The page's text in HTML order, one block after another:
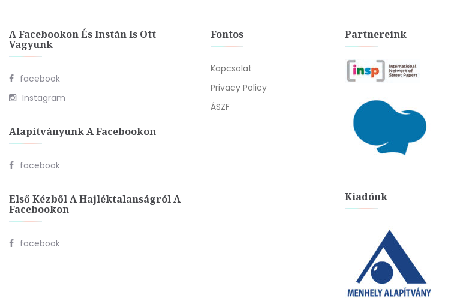
A Facebookon És Instán Is Ott
Vagyunk
facebook
Instagram
Alapítványunk A Facebookon
facebook
Első Kézből A Hajléktalanságról A
Facebookon
facebook
Fontos
Kapcsolat
Privacy Policy
ÁSZF
Partnereink
Kiadónk